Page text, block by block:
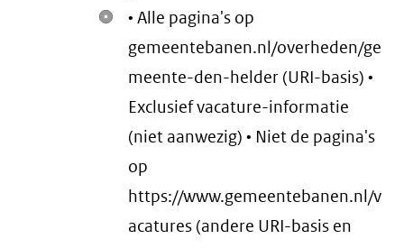
• Alle pagina's op
gemeentebanen.nl/overheden/ge
meente-den-helder (URI-basis) •
Exclusief vacature-informatie
(niet aanwezig) • Niet de pagina's
op
https://www.gemeentebanen.nl/v
acatures (andere URI-basis en